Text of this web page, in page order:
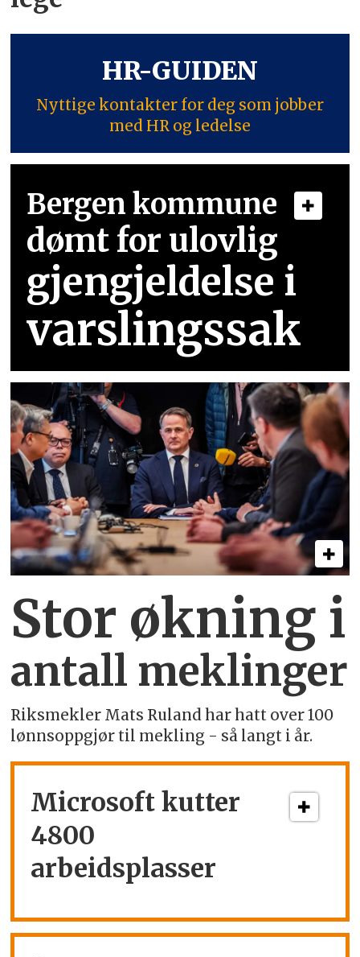
HR-GUIDEN
Nyttige kontakter for deg som jobber
med HR og ledelse
Bergen kommune
dømt for ulovlig
gjengjeldelse i
varslingssak
Stor økning i
antall meklinger
Riksmekler Mats Ruland har hatt over 100
lønnsoppgjør til mekling - så langt i år.
Microsoft kutter
4800
arbeidsplasser